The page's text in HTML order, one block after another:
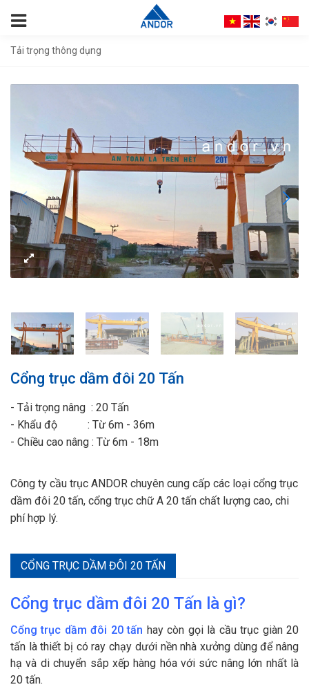
Tải trọng thông dụng
Cổng trục dầm đôi 20 Tấn
- Tải trọng nâng : 20 Tấn
- Khẩu độ : Từ 6m - 36m
- Chiều cao nâng : Từ 6m - 18m
Công ty cầu trục ANDOR chuyên cung cấp các loại cổng trục
dầm đôi 20 tấn, cổng trục chữ A 20 tấn chất lượng cao, chi
phí hợp lý.
CỔNG TRỤC DẦM ĐÔI 20 TẤN
Cổng trục dầm đôi 20 Tấn là gì?
Cổng trục dầm đôi 20 tấn hay còn gọi là cầu trục giàn 20
tấn là thiết bị có ray chạy dưới nền nhà xưởng dùng để nâng
hạ và di chuyển sắp xếp hàng hóa với sức nâng lớn nhất là
20 tấn.